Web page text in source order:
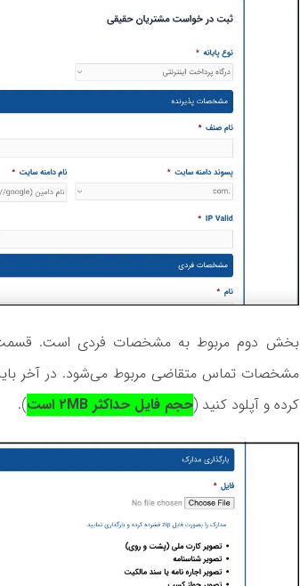
بخش دوم مربوط به مشخصات فردی است. قسمت
کرده و آپلود کنید (حجم فایل حداکثر 2MB است ).